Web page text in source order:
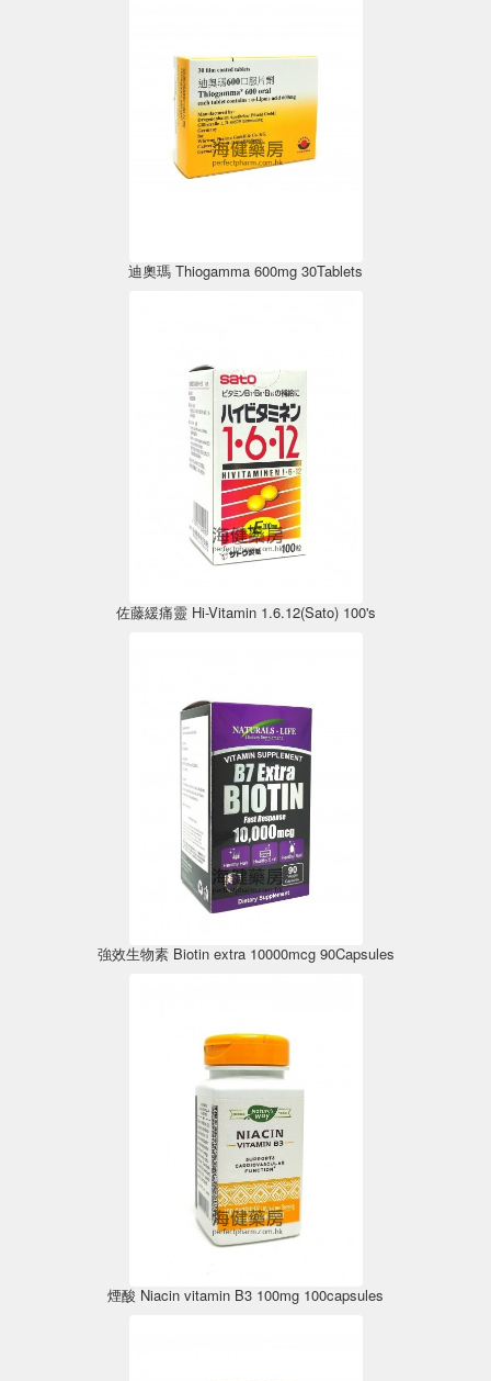
迪奧瑪 Thiogamma 600mg 30Tablets
佐藤緩痛靈 Hi-Vitamin 1.6.12(Sato) 100's
強效生物素 Biotin extra 10000mcg 90Capsules
煙酸 Niacin vitamin B3 100mg 100capsules